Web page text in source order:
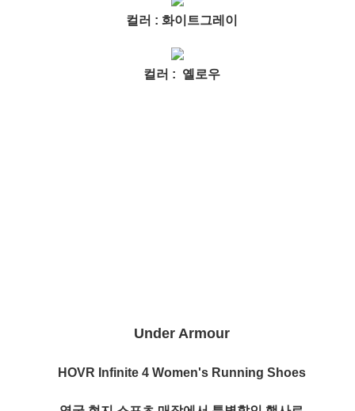
컬러 : 화이트그레이
컬러 : 옐로우
Under Armour
HOVR Infinite 4 Women's Running Shoes